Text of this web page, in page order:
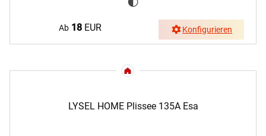
Ab 18 EUR Konfigurieren
LYSEL HOME Plissee 135A Esa